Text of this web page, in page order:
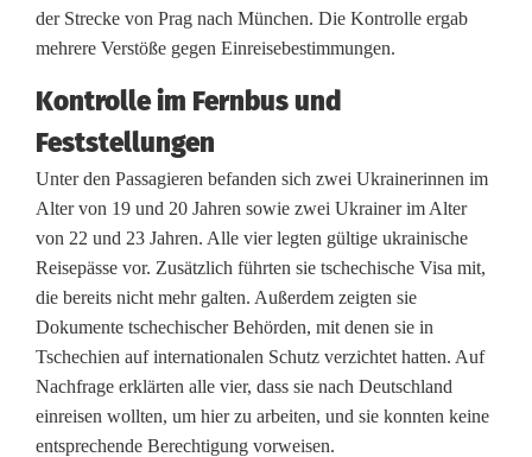
z
o
n
t
r
o
l
l
e
der Strecke von Prag nach München. Die Kontrolle ergab
mehrere Verstöße gegen Einreisebestimmungen.
Kontrolle im Fernbus und
Feststellungen
Unter den Passagieren befanden sich zwei Ukrainerinnen im
Alter von 19 und 20 Jahren sowie zwei Ukrainer im Alter
von 22 und 23 Jahren. Alle vier legten gültige ukrainische
Reisepässe vor. Zusätzlich führten sie tschechische Visa mit,
die bereits nicht mehr galten. Außerdem zeigten sie
Dokumente tschechischer Behörden, mit denen sie in
Tschechien auf internationalen Schutz verzichtet hatten. Auf
Nachfrage erklärten alle vier, dass sie nach Deutschland
einreisen wollten, um hier zu arbeiten, und sie konnten keine
entsprechende Berechtigung vorweisen.